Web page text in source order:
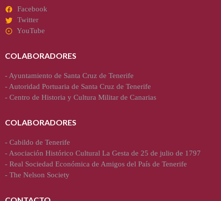
Facebook
Twitter
YouTube
COLABORADORES
- Ayuntamiento de Santa Cruz de Tenerife
- Autoridad Portuaria de Santa Cruz de Tenerife
- Centro de Historia y Cultura Militar de Canarias
COLABORADORES
- Cabildo de Tenerife
- Asociación Histórico Cultural La Gesta de 25 de julio de 1797
- Real Sociedad Económica de Amigos del País de Tenerife
- The Nelson Society